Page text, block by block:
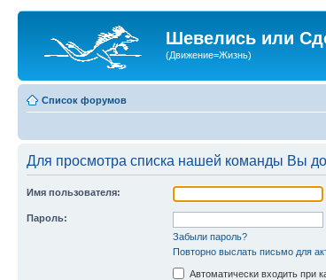
Шевелись или
(Движение=Жизнь)
Список форумов
Для просмотра списка нашей команды Вы
Имя пользователя:
Пароль:
Забыли пароль?
Повторно выслать письмо для
Автоматически входить при